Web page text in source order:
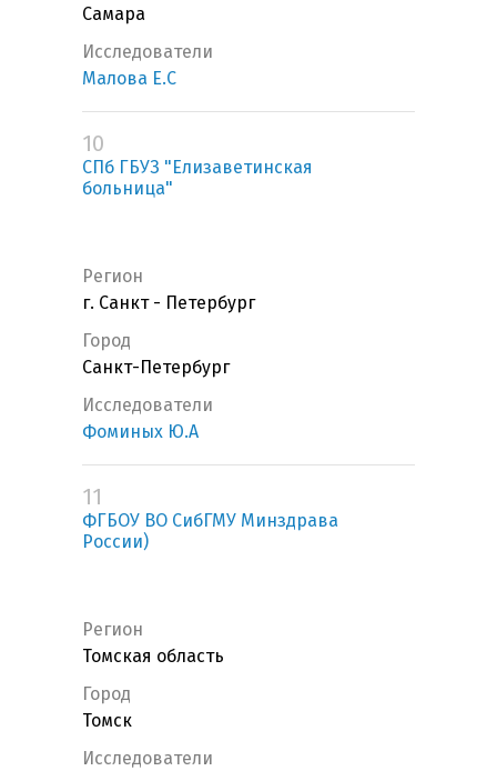
Самара
Исследователи
Малова Е.С
10
СПб ГБУЗ "Елизаветинская
больница"
Регион
г. Санкт - Петербург
Город
Санкт-Петербург
Исследователи
Фоминых Ю.А
11
ФГБОУ ВО СибГМУ Минздрава
России)
Регион
Томская область
Город
Томск
Исследователи